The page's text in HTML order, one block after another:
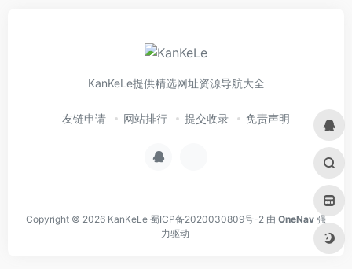
KanKeLe提供精选网址资源导航大全
友链申请 网站排行 提交收录 免责声明
Copyright © 2026 KanKeLe 蜀ICP备2020030809号-2 由 OneNav 强
力驱动